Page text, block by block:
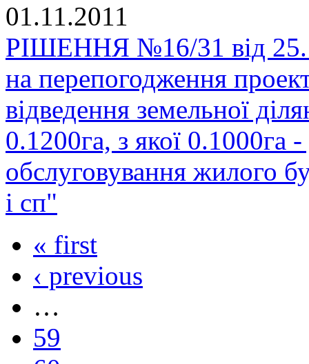
01.11.2011
РІШЕННЯ №16/31 від
на перепогодження
відведення земельної
0.1200га, з якої 0.1000га
обслуговування жилого
і сп"
« first
‹ previous
…
59